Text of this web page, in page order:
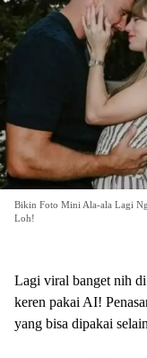
Bikin Foto Mini Ala-ala Lagi
Loh!
Lagi viral banget nih
keren pakai AI!
yang bisa dipakai